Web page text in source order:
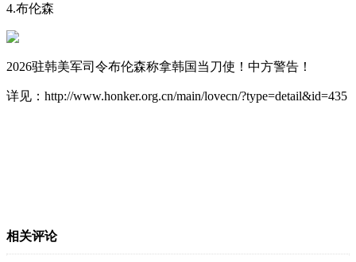
4.布伦森
2026驻韩美军司令布伦森称拿韩国当刀使！中方警告！
详见：http://www.honker.org.cn/main/lovecn/?type=detail&id=435
相关评论